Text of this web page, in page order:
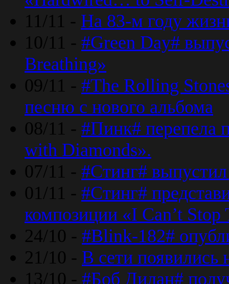
11/11 - На 83-м году
10/11 - #Green Day#
Breathing»
09/11 - #The Rolling
песню с нового альбома
08/11 - #Пинк# перепела
with Diamonds».
07/11 - #Стинг#
01/11 - #Стинг#
композиции «I Can’t
24/10 - #Blink-182#
21/10 - В сети появились
13/10 - #Боб Дилан#